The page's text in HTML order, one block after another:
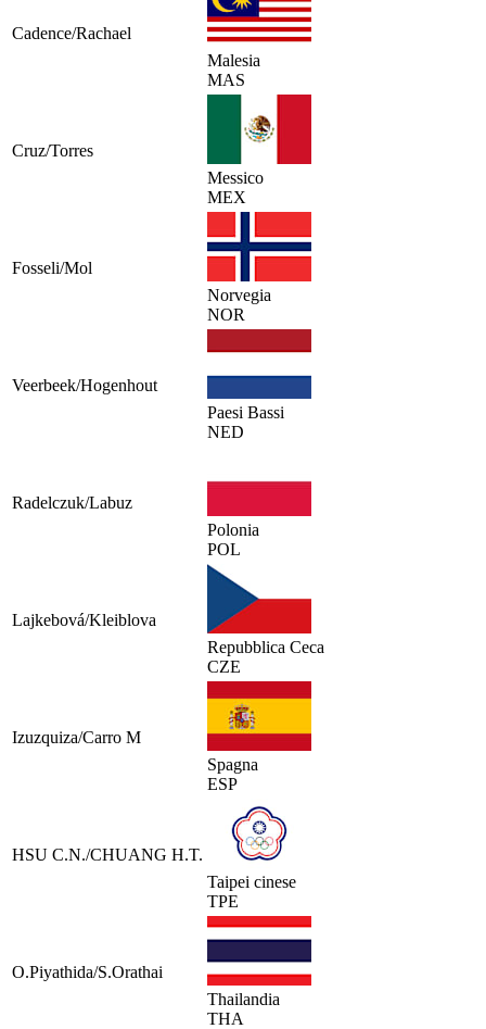
Cadence/Rachael
Malesia
MAS
Cruz/Torres
Messico
MEX
Fosseli/Mol
Norvegia
NOR
Veerbeek/Hogenhout
Paesi Bassi
NED
Radelczuk/Labuz
Polonia
POL
Lajkebová/Kleiblova
Repubblica Ceca
CZE
Izuzquiza/Carro M
Spagna
ESP
HSU C.N./CHUANG H.T.
Taipei cinese
TPE
O.Piyathida/S.Orathai
Thailandia
THA